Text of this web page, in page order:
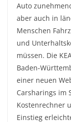
Auto
aber auch in
Menschen
und
müssen. Die
Baden-
einer neuen
Carsharings im
Kostenrechner
Einstieg